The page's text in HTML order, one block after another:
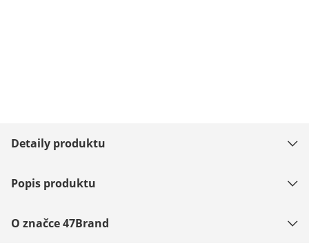
Detaily produktu
Popis produktu
O značce 47Brand